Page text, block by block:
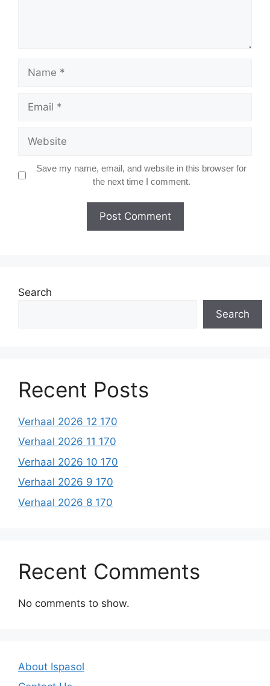
Name
Email
Website
Save my name, email, and website in this browser for
the next time I comment.
Search
Search
Recent Posts
Verhaal 2026 12 170
Verhaal 2026 11 170
Verhaal 2026 10 170
Verhaal 2026 9 170
Verhaal 2026 8 170
Recent Comments
No comments to show.
About Ispasol